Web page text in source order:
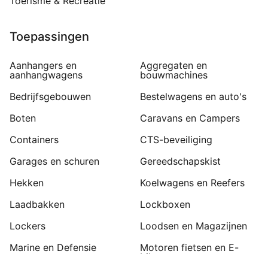
Toepassingen
Aanhangers en
aanhangwagens
Aggregaten en
bouwmachines
Bedrijfsgebouwen
Bestelwagens en auto's
Boten
Caravans en Campers
Containers
CTS-beveiliging
Garages en schuren
Gereedschapskist
Hekken
Koelwagens en Reefers
Laadbakken
Lockboxen
Lockers
Loodsen en Magazijnen
Marine en Defensie
Motoren fietsen en E-